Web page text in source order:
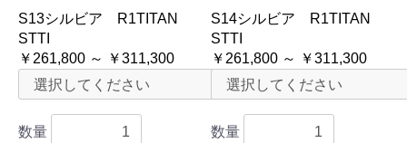
S13シルビア R1TITAN
STTI
￥261,800 ～ ￥311,300
数量
S14シルビア R1TITAN
STTI
￥261,800 ～ ￥311,300
数量